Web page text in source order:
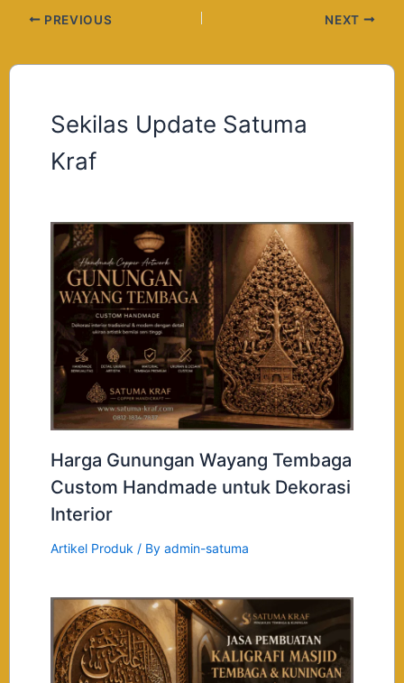
PREVIOUS NEXT
Sekilas Update Satuma
Kraf
Harga Gunungan Wayang Tembaga
Custom Handmade untuk Dekorasi
Interior
Artikel Produk / By admin-satuma